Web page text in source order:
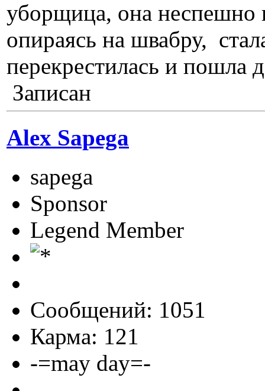
уборщица, она неспешно
опираясь на швабру,
перекрестилась и пошла
Записан
Alex Sapega
sapega
Sponsor
Legend Member
Сообщений: 1051
Карма: 121
-=may day=-